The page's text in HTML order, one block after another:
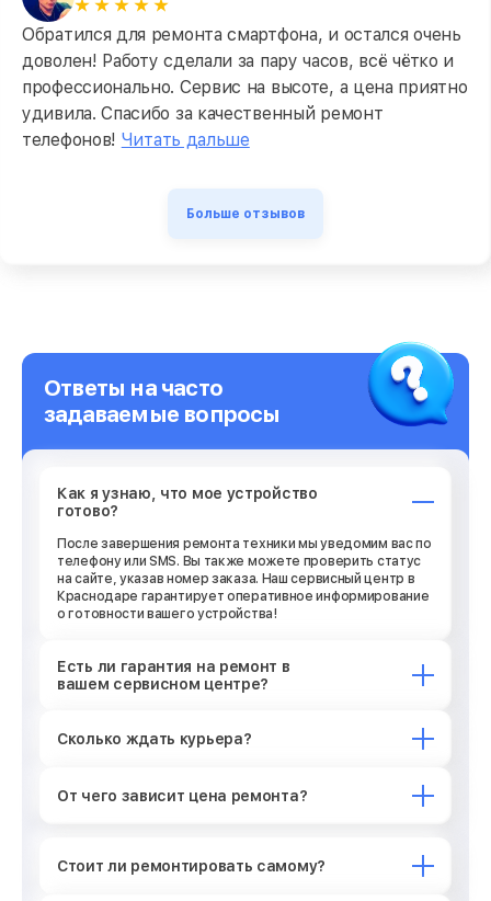
Обратился для ремонта смартфона, и остался очень
доволен! Работу сделали за пару часов, всё чётко и
профессионально. Сервис на высоте, а цена приятно
удивила. Спасибо за качественный ремонт
телефонов! Читать дальше
Больше отзывов
Ответы на часто
задаваемые вопросы
Как я узнаю, что мое устройство
готово?
После завершения ремонта техники мы уведомим вас по
телефону или SMS. Вы также можете проверить статус
на сайте, указав номер заказа. Наш сервисный центр в
Краснодаре гарантирует оперативное информирование
о готовности вашего устройства!
Есть ли гарантия на ремонт в
вашем сервисном центре?
Сколько ждать курьера?
От чего зависит цена ремонта?
Стоит ли ремонтировать самому?